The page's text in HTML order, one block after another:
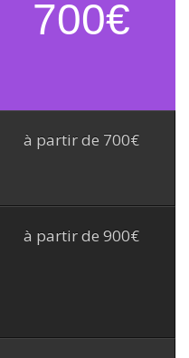
700€
à partir de 700€
à partir de 900€